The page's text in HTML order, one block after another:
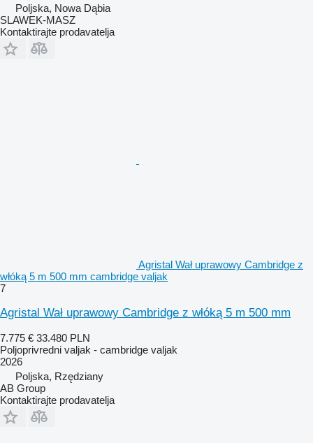
Poljska, Nowa Dąbia
SLAWEK-MASZ
Kontaktirajte prodavatelja
Agristal Wał uprawowy Cambridge z
włóką 5 m 500 mm cambridge valjak
7
Agristal Wał uprawowy Cambridge z włóką 5 m 500 mm
7.775 € 33.480 PLN
Poljoprivredni valjak - cambridge valjak
2026
Poljska, Rzędziany
AB Group
Kontaktirajte prodavatelja